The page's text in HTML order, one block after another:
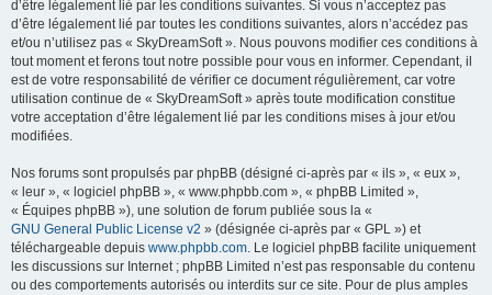
d’être légalement lié par les conditions suivantes. Si vous n’acceptez pas
d’être légalement lié par toutes les conditions suivantes, alors n’accédez pas
et/ou n’utilisez pas « SkyDreamSoft ». Nous pouvons modifier ces conditions à
tout moment et ferons tout notre possible pour vous en informer. Cependant, il
est de votre responsabilité de vérifier ce document régulièrement, car votre
utilisation continue de « SkyDreamSoft » après toute modification constitue
votre acceptation d’être légalement lié par les conditions mises à jour et/ou
modifiées.
Nos forums sont propulsés par phpBB (désigné ci-après par « ils », « eux »,
« leur », « logiciel phpBB », « www.phpbb.com », « phpBB Limited »,
« Équipes phpBB »), une solution de forum publiée sous la «
GNU General Public License v2 » (désignée ci-après par « GPL ») et
téléchargeable depuis www.phpbb.com. Le logiciel phpBB facilite uniquement
les discussions sur Internet ; phpBB Limited n’est pas responsable du contenu
ou des comportements autorisés ou interdits sur ce site. Pour de plus amples